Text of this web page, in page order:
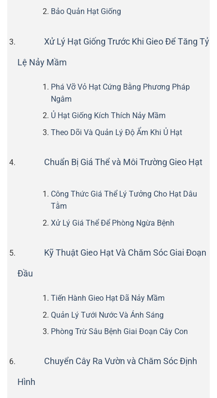
Bảo Quản Hạt Giống
Xử Lý Hạt Giống Trước Khi Gieo Để Tăng Tỷ
Lệ Nảy Mầm
Phá Vỡ Vỏ Hạt Cứng Bằng Phương Pháp
Ngâm
Ủ Hạt Giống Kích Thích Nảy Mầm
Theo Dõi Và Quản Lý Độ Ẩm Khi Ủ Hạt
Chuẩn Bị Giá Thể và Môi Trường Gieo Hạt
Công Thức Giá Thể Lý Tưởng Cho Hạt Dâu
Tằm
Xử Lý Giá Thể Để Phòng Ngừa Bệnh
Kỹ Thuật Gieo Hạt Và Chăm Sóc Giai Đoạn
Đầu
Tiến Hành Gieo Hạt Đã Nảy Mầm
Quản Lý Tưới Nước Và Ánh Sáng
Phòng Trừ Sâu Bệnh Giai Đoạn Cây Con
Chuyển Cây Ra Vườn và Chăm Sóc Định
Hình